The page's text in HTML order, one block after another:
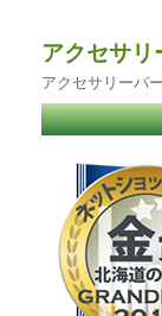
アクセサ
アクセサリーパ